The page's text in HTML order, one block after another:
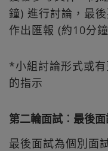
鐘) 進行討論，最
作出匯報 (約10分鐘
*小組討論形式或
的指示
第二輪面試︰最後
最後面試為個別面